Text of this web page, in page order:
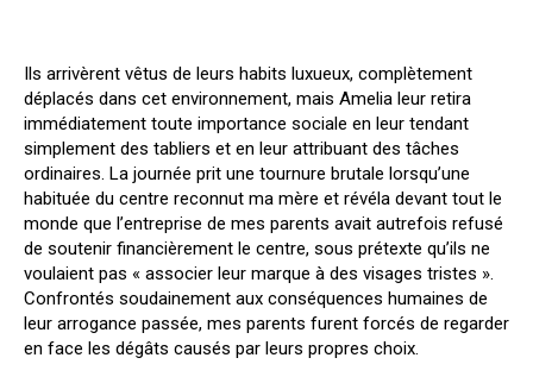
Ils arrivèrent vêtus de leurs habits luxueux, complètement
déplacés dans cet environnement, mais Amelia leur retira
immédiatement toute importance sociale en leur tendant
simplement des tabliers et en leur attribuant des tâches
ordinaires. La journée prit une tournure brutale lorsqu’une
habituée du centre reconnut ma mère et révéla devant tout le
monde que l’entreprise de mes parents avait autrefois refusé
de soutenir financièrement le centre, sous prétexte qu’ils ne
voulaient pas « associer leur marque à des visages tristes ».
Confrontés soudainement aux conséquences humaines de
leur arrogance passée, mes parents furent forcés de regarder
en face les dégâts causés par leurs propres choix.